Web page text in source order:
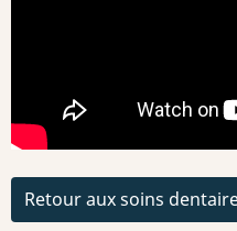
Retour aux soins